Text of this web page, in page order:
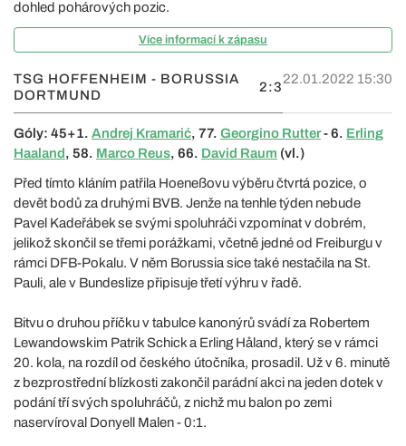
dohled pohárových pozic.
Více informací k zápasu
TSG HOFFENHEIM - BORUSSIA
DORTMUND
2:3
22.01.2022 15:30
Góly: 45+1. Andrej Kramarić, 77. Georgino Rutter- 6. Erling
Haaland, 58. Marco Reus, 66. David Raum (vl.)
Před tímto kláním patřila Hoeneßovu výběru čtvrtá pozice, o
devět bodů za druhými BVB. Jenže na tenhle týden nebude
Pavel Kadeřábek se svými spoluhráči vzpomínat v dobrém,
jelikož skončil se třemi porážkami, včetně jedné od Freiburgu v
rámci DFB-Pokalu. V něm Borussia sice také nestačila na St.
Pauli, ale v Bundeslize připisuje třetí výhru v řadě.
Bitvu o druhou příčku v tabulce kanonýrů svádí za Robertem
Lewandowskim Patrik Schick a Erling Håland, který se v rámci
20. kola, na rozdíl od českého útočníka, prosadil. Už v 6. minutě
z bezprostřední blízkosti zakončil parádní akci na jeden dotek v
podání tří svých spoluhráčů, z nichž mu balon po zemi
naservíroval Donyell Malen - 0:1.